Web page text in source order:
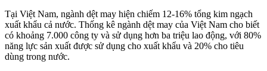
Tại Việt Nam, ngành dệt may hiện chiếm 12-16% tổng kim ngạch
xuất khẩu cả nước. Thống kê ngành dệt may của Việt Nam cho biết
có khoảng 7.000 công ty và sử dụng hơn ba triệu lao động, với 80%
năng lực sản xuất được sử dụng cho xuất khẩu và 20% cho tiêu
dùng trong nước.